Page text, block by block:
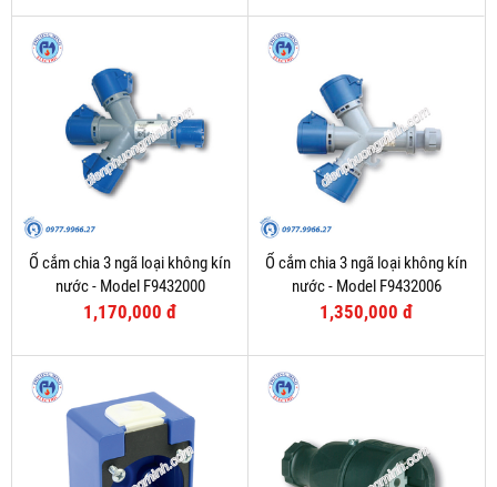
Ổ cắm chia 3 ngã loại không kín
nước - Model F9432000
1,170,000 đ
Ổ cắm chia 3 ngã loại không kín
nước - Model F9432006
1,350,000 đ